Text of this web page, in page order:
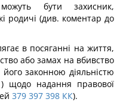
бути захисник,
родичі (див. коментар до
в посяганні на життя,
або замах на вбивство
його за­конною діяльністю
надання правової
379 397 398 КК).